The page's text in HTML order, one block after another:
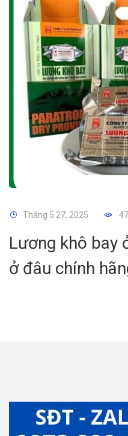
Tháng 5 27, 2025
Lương khô bay
ở đâu chính